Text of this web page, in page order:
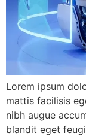
Lorem ipsum
mattis facilisis
nibh augue
blandit eget